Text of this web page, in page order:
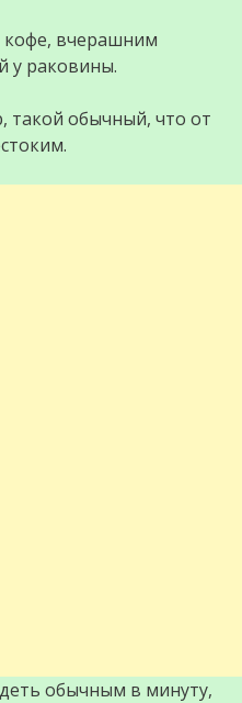
кофе, вчерашним
у раковины.
такой обычный, что от
обычным в минуту,